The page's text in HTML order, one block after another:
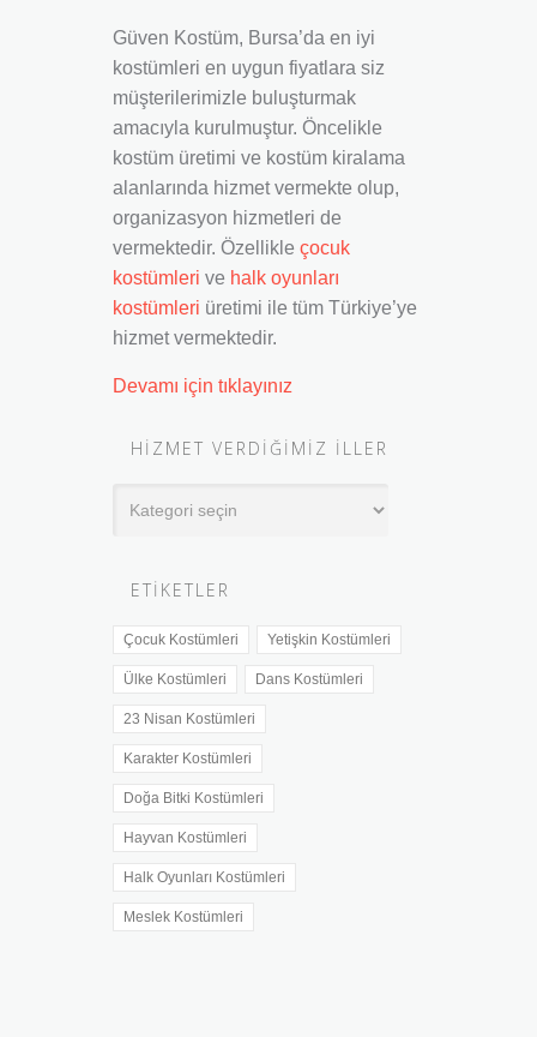
Güven Kostüm, Bursa’da en iyi
kostümleri en uygun fiyatlara siz
müşterilerimizle buluşturmak
amacıyla kurulmuştur. Öncelikle
kostüm üretimi ve kostüm kiralama
alanlarında hizmet vermekte olup,
organizasyon hizmetleri de
vermektedir. Özellikle çocuk
kostümleri ve halk oyunları
kostümleri üretimi ile tüm Türkiye’ye
hizmet vermektedir.
Devamı için tıklayınız
HIZMET VERDIĞIMIZ İLLER
Verdiğimiz
ETIKETLER
Çocuk Kostümleri Yetişkin Kostümleri
Ülke Kostümleri Dans Kostümleri
23 Nisan Kostümleri
Karakter Kostümleri
Doğa Bitki Kostümleri
Hayvan Kostümleri
Halk Oyunları Kostümleri
Meslek Kostümleri